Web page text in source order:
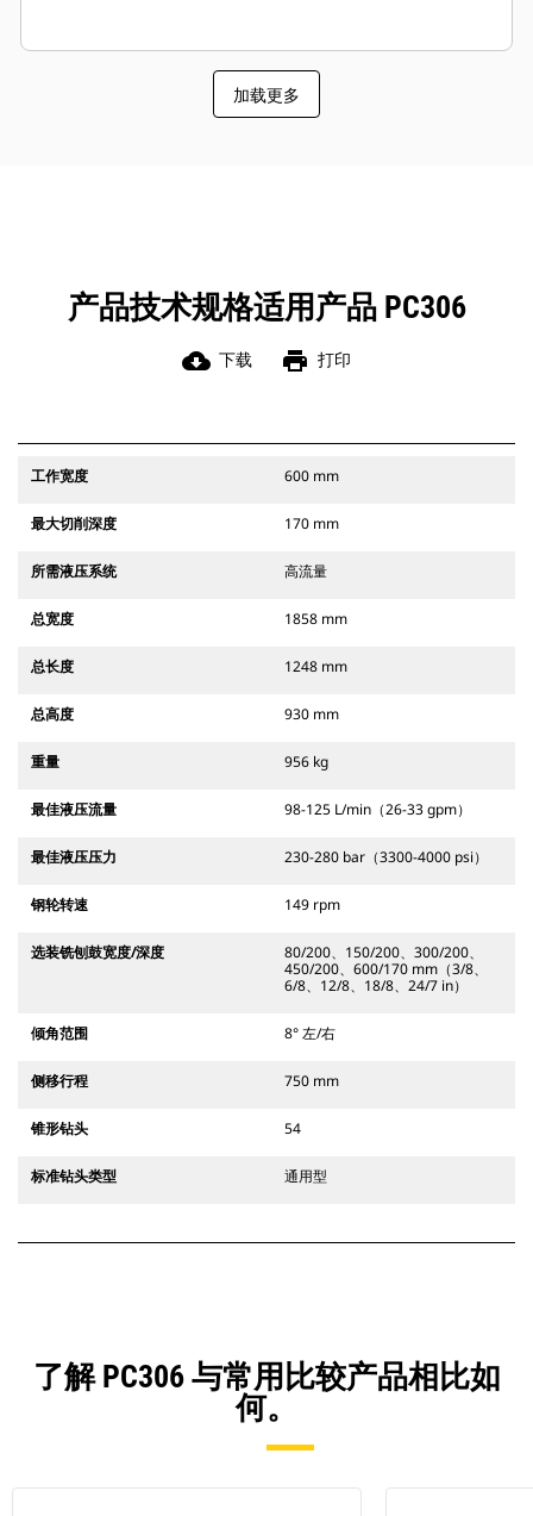
加载更多
产品技术规格适用产品 PC306
cloud_download 下载 print 打印
工作宽度 600 mm
最大切削深度 170 mm
所需液压系统 高流量
总宽度 1858 mm
总长度 1248 mm
总高度 930 mm
重量 956 kg
最佳液压流量 98-125 L/min（26-33 gpm）
最佳液压压力 230-280 bar（3300-4000 psi）
钢轮转速 149 rpm
选装铣刨鼓宽度/深度
80/200、150/200、300/200、
450/200、600/170 mm（3/8、
6/8、12/8、18/8、24/7 in）
倾角范围 8° 左/右
侧移行程 750 mm
锥形钻头 54
标准钻头类型 通用型
了解 PC306 与常用比较产品相比如
何。